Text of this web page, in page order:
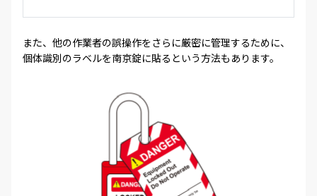
また、他の作業者の誤操作をさらに厳密に管理するために、
個体識別のラベルを南京錠に貼るという方法もあります。